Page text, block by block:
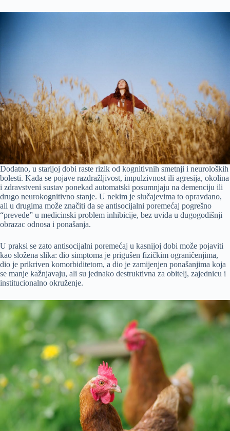
Dodatno, u starijoj dobi raste rizik od kognitivnih smetnji i neuroloških
bolesti. Kada se pojave razdražljivost, impulzivnost ili agresija, okolina
i zdravstveni sustav ponekad automatski posumnjaju na demenciju ili
drugo neurokognitivno stanje. U nekim je slučajevima to opravdano,
ali u drugima može značiti da se antisocijalni poremećaj pogrešno
“prevede” u medicinski problem inhibicije, bez uvida u dugogodišnji
obrazac odnosa i ponašanja.
U praksi se zato antisocijalni poremećaj u kasnijoj dobi može pojaviti
kao složena slika: dio simptoma je prigušen fizičkim ograničenjima,
dio je prikriven komorbiditetom, a dio je zamijenjen ponašanjima koja
se manje kažnjavaju, ali su jednako destruktivna za obitelj, zajednicu i
institucionalno okruženje.